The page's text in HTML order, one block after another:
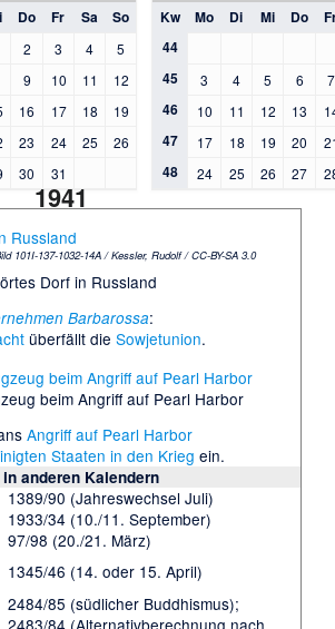
Do Fr Sa
So
2 3 4 5
9 10 11 12
16 17 18 19
23 24 25 26
30 31
Kw
Mo Di Mi Do
44
45
3 4 5 6 7
46 10 11 12 13
47 17 18 19 20
48 24 25 26 27
1941
101I-137-1032-14A / Kessler, Rudolf / CC-BY-SA 3.0
Dorf in Russland
Barbarossa:
überfällt die Sowjetunion.
beim Angriff auf Pearl Harbor
Angriff auf Pearl Harbor
Staaten in den Krieg ein.
in anderen Kalendern
1389/90 (Jahreswechsel Juli)
1933/34 (10./11. September)
97/98 (20./21. März)
1345/46 (14. oder 15. April)
2484/85 (südlicher Buddhismus);
2483/84 (Alternativberechnung nach